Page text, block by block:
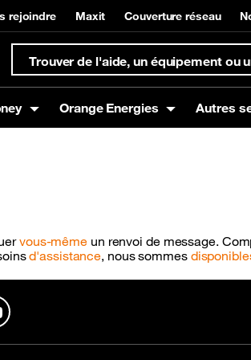
rejoindre Maxit Couverture réseau
Offres
Offres SMS
mobile
Orange Energies Autres
vous-même un renvoi de message.
d'assistance, nous sommes